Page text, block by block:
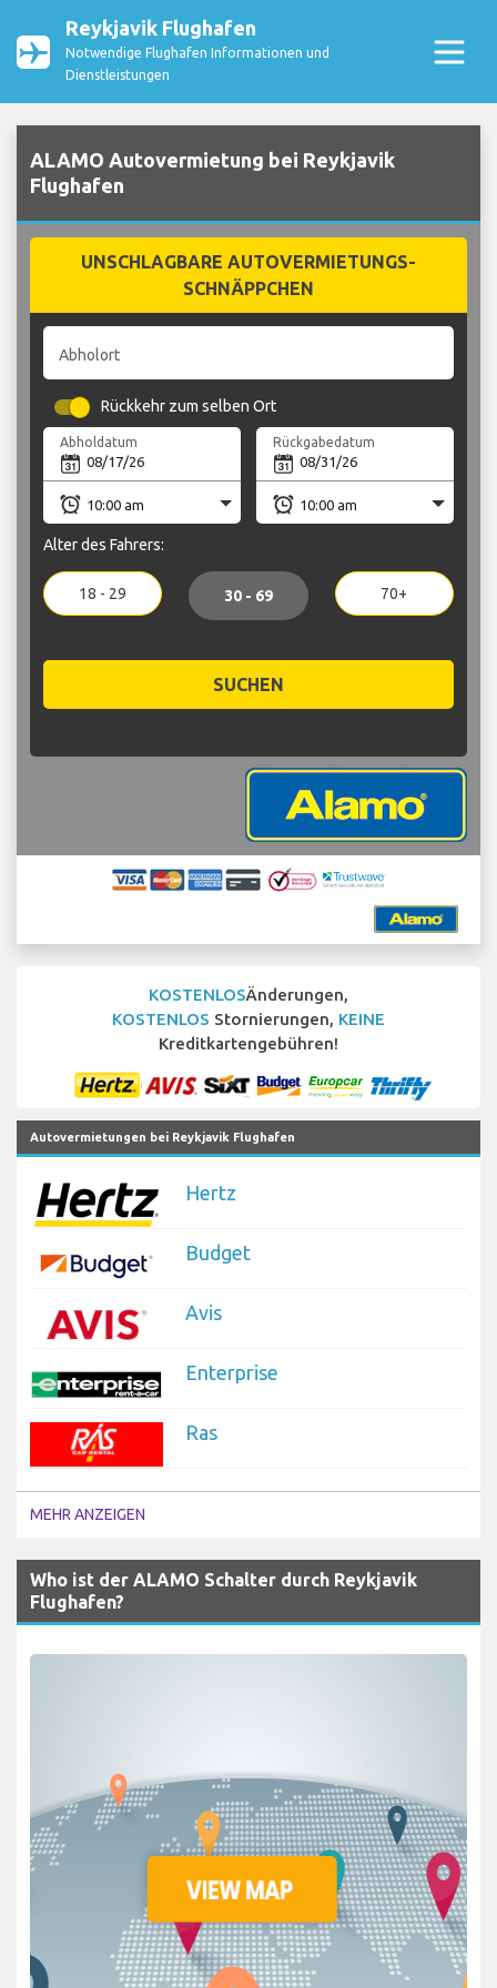
Reykjavik Flughafen
Notwendige Flughafen Informationen und
Dienstleistungen
ALAMO Autovermietung bei Reykjavik
Flughafen
UNSCHLAGBARE AUTOVERMIETUNGS-
SCHNÄPPCHEN
Abholort
Rückkehr zum selben Ort
Abholdatum Rückgabedatum
Alter des Fahrers:
18 - 29 30 - 69 70+
SUCHEN
KOSTENLOSÄnderungen,
KOSTENLOS Stornierungen, KEINE
Kreditkartengebühren!
Autovermietungen bei Reykjavik Flughafen
Hertz
Budget
Avis
Enterprise
Ras
MEHR ANZEIGEN
Who ist der ALAMO Schalter durch Reykjavik
Flughafen?